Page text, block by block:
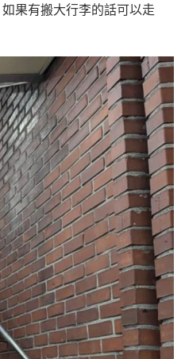
果有搬大行李的話可以走